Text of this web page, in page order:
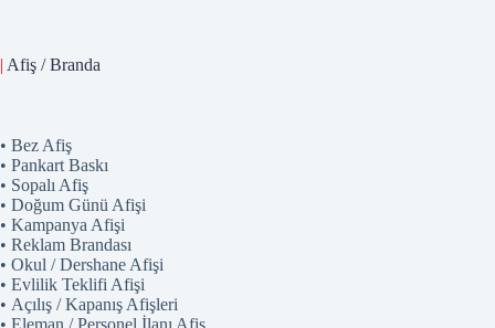
| Afiş / Branda
• Bez Afiş
• Pankart Baskı
• Sopalı Afiş
• Doğum Günü Afişi
• Kampanya Afişi
• Reklam Brandası
• Okul / Dershane Afişi
• Evlilik Teklifi Afişi
• Açılış / Kapanış Afişleri
• Eleman / Personel İlanı Afiş